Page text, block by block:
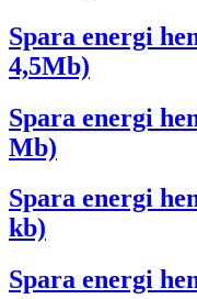
Spara energi
4,5Mb)
Spara energi
Mb)
Spara energi
kb)
Spara energi